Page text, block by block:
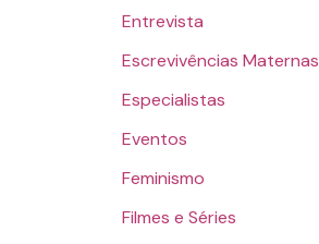
Entrevista
Escrevivências Maternas
Especialistas
Eventos
Feminismo
Filmes e Séries